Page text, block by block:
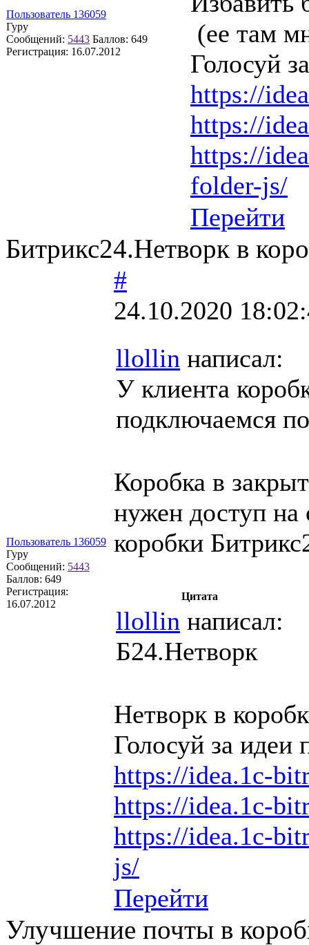
Пользователь 136059
Гуру
Сообщений: 5443 Баллов: 649
Регистрация: 16.07.2012
(ее там
Голосуй
https://
https://
https://
folder-js/
Перейти
Битрикс24.Нетворк в
Пользователь 136059
Гуру
Сообщений: 5443
Баллов: 649
Регистрация:
16.07.2012
#
24.10.2020
llollin написал:
У клиента
подключаемся
Коробка в
нужен доступ на
коробки
Цитата
llollin написал:
Б24.Нетворк
Нетворк в
Голосуй за
https://idea.1c-
https://idea.1c-
https://idea.1c-
js/
Перейти
Улучшение почты в